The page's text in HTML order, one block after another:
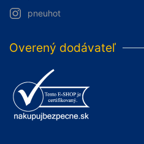
pneuhot
Overený dodávateľ